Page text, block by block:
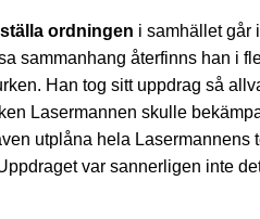
ordningen i samhället går
sammanhang återfinns han i
Han tog sitt uppdrag så
Lasermannen skulle
utplåna hela Lasermannens
var sannerligen inte